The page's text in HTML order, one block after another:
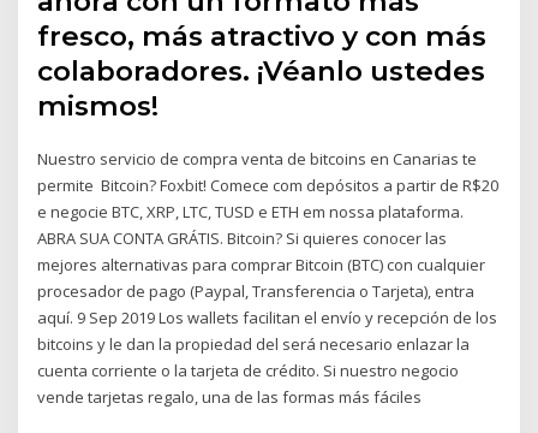
fresco, más atractivo y con más
colaboradores. ¡Véanlo ustedes
mismos!
Nuestro servicio de compra venta de bitcoins en Canarias te
permite Bitcoin? Foxbit! Comece com depósitos a partir de R$20
e negocie BTC, XRP, LTC, TUSD e ETH em nossa plataforma.
ABRA SUA CONTA GRÁTIS. Bitcoin? Si quieres conocer las
mejores alternativas para comprar Bitcoin (BTC) con cualquier
procesador de pago (Paypal, Transferencia o Tarjeta), entra
aquí. 9 Sep 2019 Los wallets facilitan el envío y recepción de los
bitcoins y le dan la propiedad del será necesario enlazar la
cuenta corriente o la tarjeta de crédito. Si nuestro negocio
vende tarjetas regalo, una de las formas más fáciles